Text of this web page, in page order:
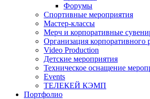
Форумы
Спортивные мероприятия
Мастер-классы
Мерч и корпоративные
Организация корпоративного
Video Production
Детские мероприятия
Техническое оснащение
Events
ТЕЛЕКЕЙ КЭМП
Портфолио